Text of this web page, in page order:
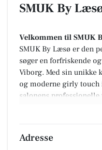
SMUK By
Velkommen til SMUK
SMUK By Læsø er den
søger en forfriskende
Viborg. Med sin unikke
og moderne girly touch
salonens
hvor kunderne mødes
ønsker med
Adresse